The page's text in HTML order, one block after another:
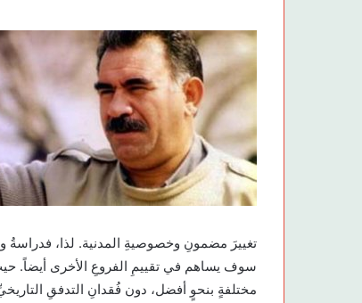
تغييرَ مضمونِ وخصوصيةِ المدنية. لذا، فدراسةُ
سوف يساهم في تقييمِ الفروعِ الأخرى أيضاً. حيث
مختلفةٍ بنحوٍ أفضل، دون فُقدانِ التدفقِ